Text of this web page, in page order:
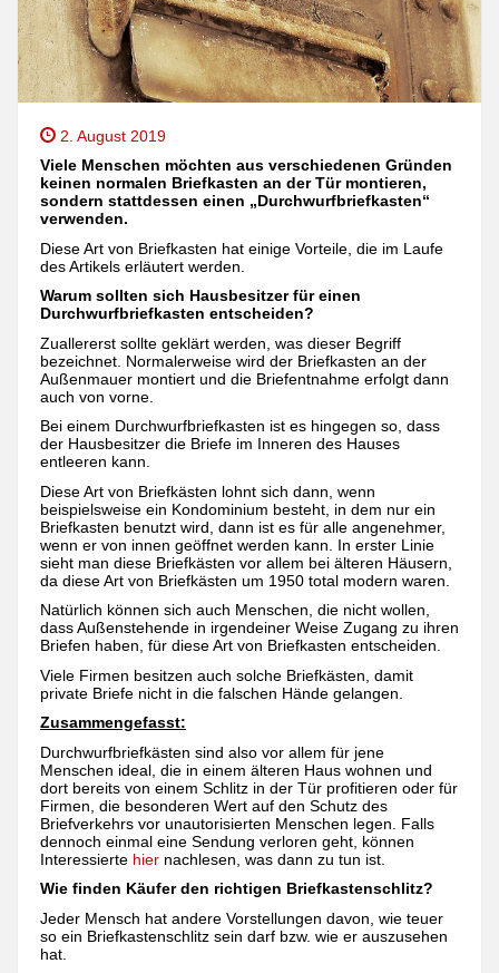
2. August 2019
Viele Menschen möchten aus verschiedenen Gründen
keinen normalen Briefkasten an der Tür montieren,
sondern stattdessen einen „Durchwurfbriefkasten“
verwenden.
Diese Art von Briefkasten hat einige Vorteile, die im Laufe
des Artikels erläutert werden.
Warum sollten sich Hausbesitzer für einen
Durchwurfbriefkasten entscheiden?
Zuallererst sollte geklärt werden, was dieser Begriff
bezeichnet. Normalerweise wird der Briefkasten an der
Außenmauer montiert und die Briefentnahme erfolgt dann
auch von vorne.
Bei einem Durchwurfbriefkasten ist es hingegen so, dass
der Hausbesitzer die Briefe im Inneren des Hauses
entleeren kann.
Diese Art von Briefkästen lohnt sich dann, wenn
beispielsweise ein Kondominium besteht, in dem nur ein
Briefkasten benutzt wird, dann ist es für alle angenehmer,
wenn er von innen geöffnet werden kann. In erster Linie
sieht man diese Briefkästen vor allem bei älteren Häusern,
da diese Art von Briefkästen um 1950 total modern waren.
Natürlich können sich auch Menschen, die nicht wollen,
dass Außenstehende in irgendeiner Weise Zugang zu ihren
Briefen haben, für diese Art von Briefkasten entscheiden.
Viele Firmen besitzen auch solche Briefkästen, damit
private Briefe nicht in die falschen Hände gelangen.
Zusammengefasst:
Durchwurfbriefkästen sind also vor allem für jene
Menschen ideal, die in einem älteren Haus wohnen und
dort bereits von einem Schlitz in der Tür profitieren oder für
Firmen, die besonderen Wert auf den Schutz des
Briefverkehrs vor unautorisierten Menschen legen. Falls
dennoch einmal eine Sendung verloren geht, können
Interessierte hier nachlesen, was dann zu tun ist.
Wie finden Käufer den richtigen Briefkastenschlitz?
Jeder Mensch hat andere Vorstellungen davon, wie teuer
so ein Briefkastenschlitz sein darf bzw. wie er auszusehen
hat.